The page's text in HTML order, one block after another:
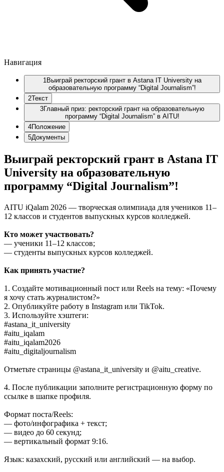
Навигация
1Выиграй ректорский грант в Astana IT University на
образовательную программу “Digital Journalism”!
2Текст
3Главный приз: ректорский грант на образовательную
программу “Digital Journalism” в AITU!
4Положение
5Документы
Выиграй ректорский грант в Astana IT
University на образовательную
программу “Digital Journalism”!
AITU iQalam 2026 — творческая олимпиада для учеников 11–
12 классов и студентов выпускных курсов колледжей.
Кто может участвовать?
— ученики 11–12 классов;
— студенты выпускных курсов колледжей.
Как принять участие?
1. Создайте мотивационный пост или Reels на тему: «Почему
я хочу стать журналистом?»
2. Опубликуйте работу в Instagram или TikTok.
3. Используйте хэштеги:
#astana_it_university
#aitu_iqalam
#aitu_iqalam2026
#aitu_digitaljournalism
Отметьте страницы @astana_it_university и @aitu_creative.
4. После публикации заполните регистрационную форму по
ссылке в шапке профиля.
Формат поста/Reels:
— фото/инфографика + текст;
— видео до 60 секунд;
— вертикальный формат 9:16.
Язык: казахский, русский или английский — на выбор.